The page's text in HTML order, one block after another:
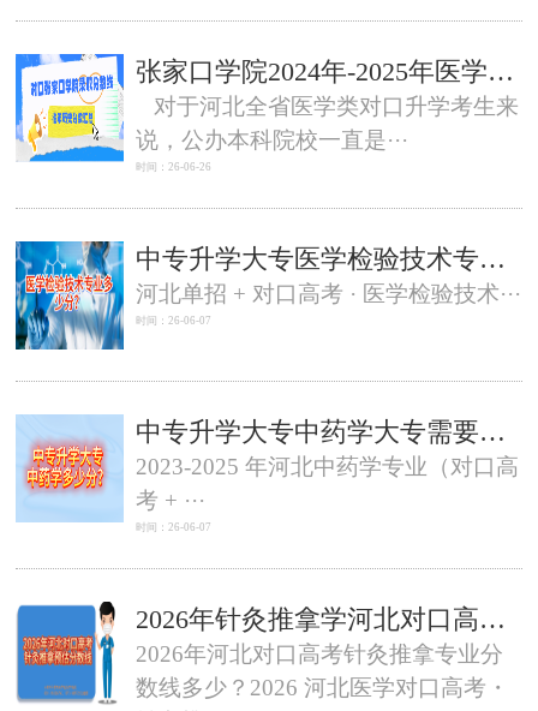
张家口学院2024年-2025年医学类对口本科批录取分数线
对于河北全省医学类对口升学考生来
说，公办本科院校一直是···
时间：26-06-26
中专升学大专医学检验技术专业多少分？河北单招和对口高考分数线
河北单招 + 对口高考 · 医学检验技术···
时间：26-06-07
中专升学大专中药学大专需要多少分？-石家庄白求恩医学中等专业学校
2023-2025 年河北中药学专业（对口高
考 + ···
时间：26-06-07
2026年针灸推拿学河北对口高考分数线多少？
2026年河北对口高考针灸推拿专业分
数线多少？2026 河北医学对口高考・